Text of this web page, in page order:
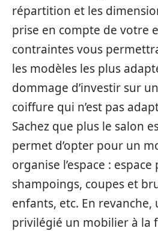
répartition et les
prise en compte de votre
contraintes vous
les modèles les plus
dommage d’investir sur
coiffure qui n’est pas
Sachez que plus le salon
permet d’opter pour un
organise l’espace :
shampoings, coupes et
enfants, etc. En revanche,
privilégié un mobilier à la